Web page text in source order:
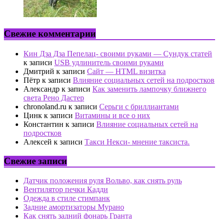
Свежие комментарии
Кин Дза Дза Пепелац- своими руками — Сундук статей
к записи USB удлинитель своими руками
Дмитрий к записи Сайт — HTML визитка
Пётр к записи Влияние социальных сетей на подростков
Александр к записи Как заменить лампочку ближнего
света Рено Дастер
chronoland.ru к записи Серьги с бриллиантами
Цинк к записи Витамины и все о них
Константин к записи Влияние социальных сетей на
подростков
Алексей к записи Такси Некси- мнение таксиста.
Свежие записи
Датчик положения руля Вольво, как снять руль
Вентилятор печки Кадди
Одежда в стиле стимпанк
Задние амортизаторы Мурано
Как снять задний фонарь Гранта